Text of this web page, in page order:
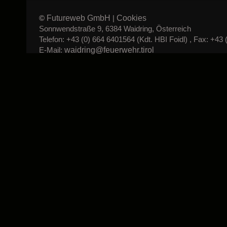
© Futureweb GmbH | Cookies
Sonnwendstraße 9, 6384 Waidring, Österreich
Telefon: +43 (0) 664 6401564 (Kdt. HBI Foidl) , Fax: +43
E-Mail: waidring@feuerwehr.tirol